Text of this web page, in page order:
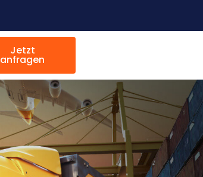
Jetzt
anfragen